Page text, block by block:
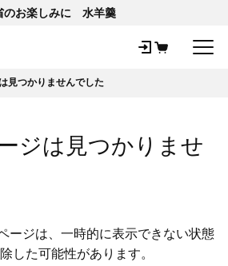
のお楽しみに 水羊羹
見つかりませんでした
ジは見つかりませ
ージは、一時的に表示できない状態
した可能性があります。